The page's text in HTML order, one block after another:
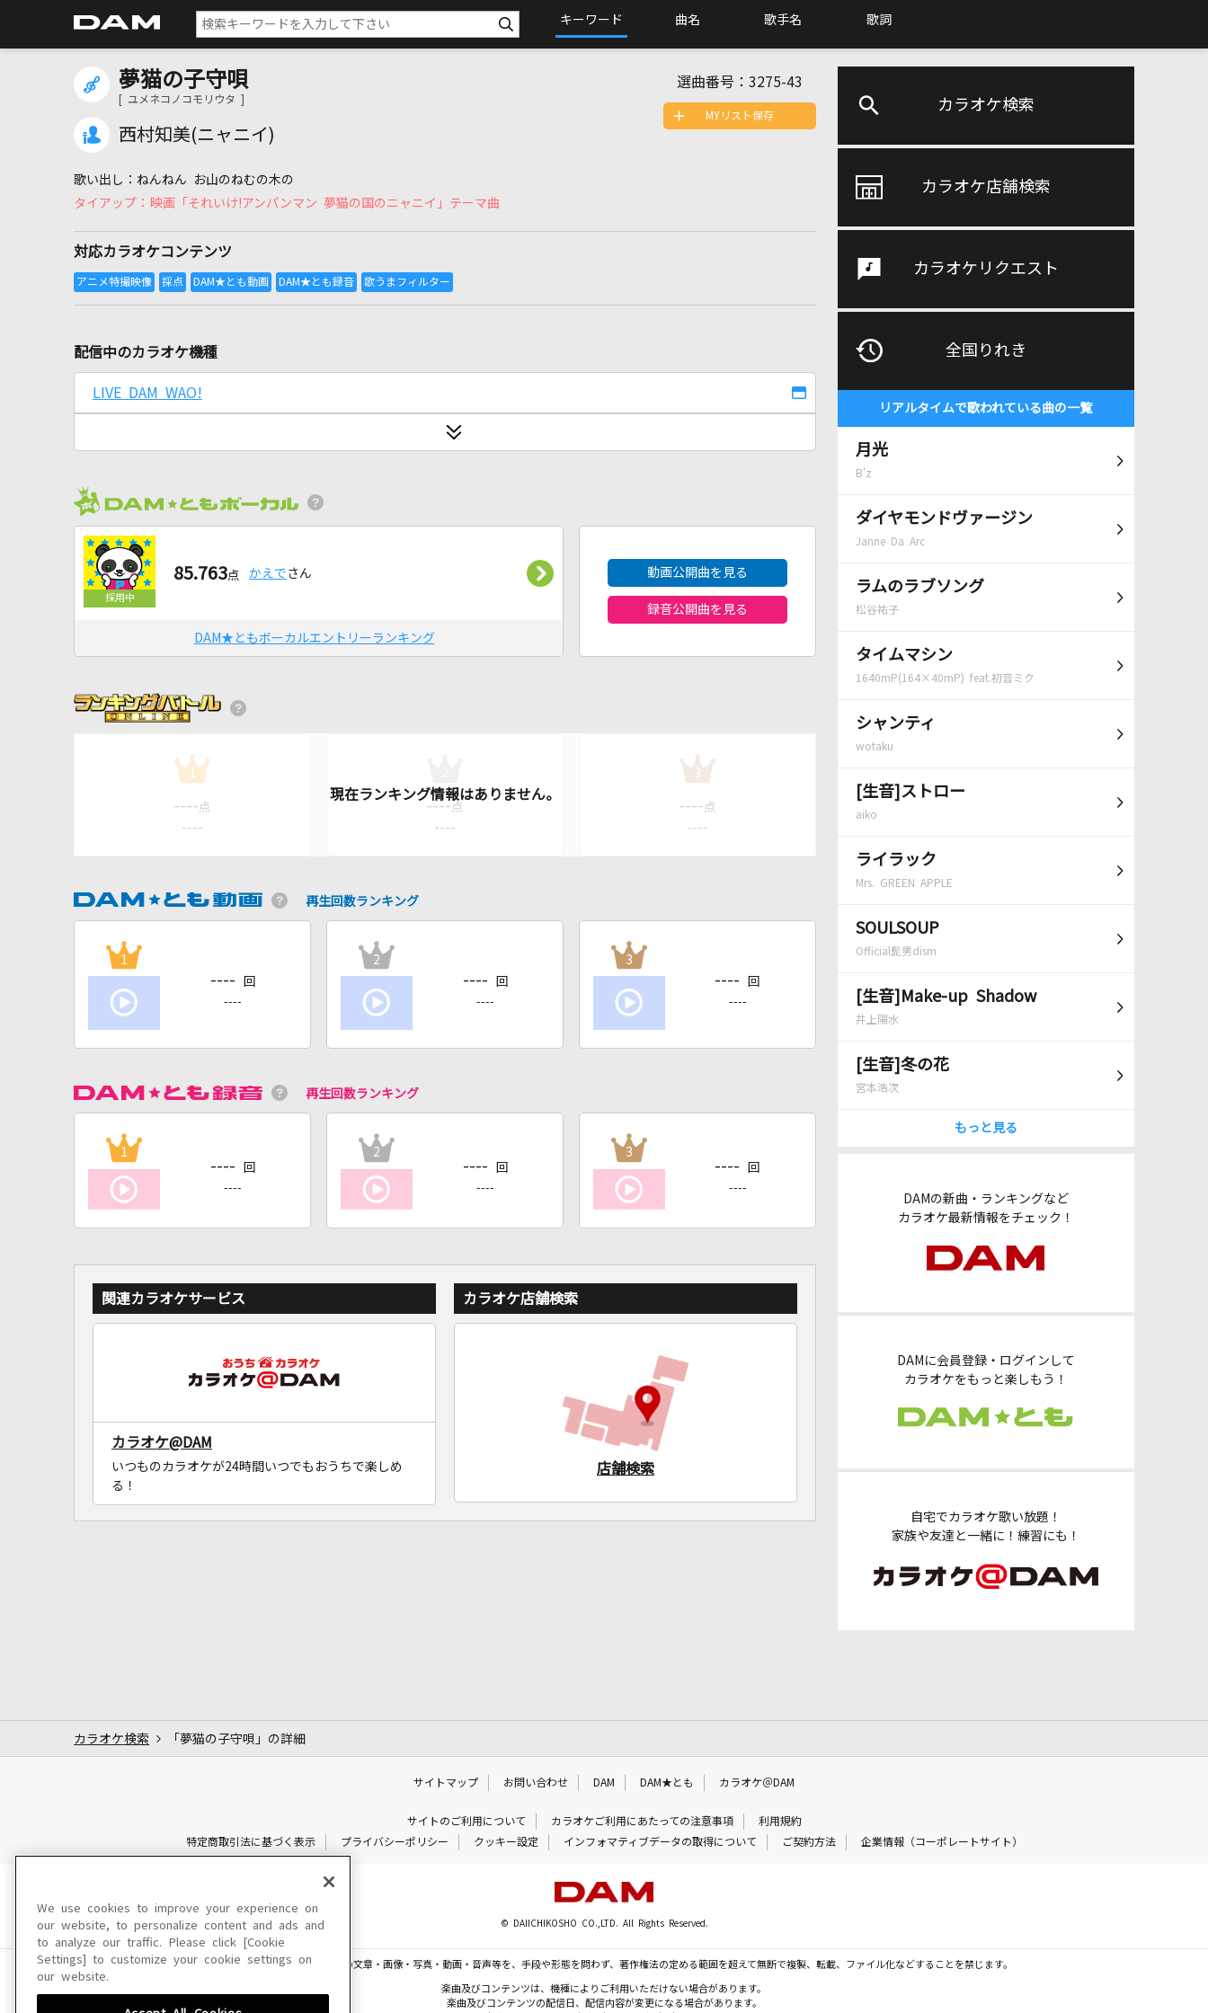
キーワード 曲名 歌手名 歌詞
カラオケ検索
カラオケ店舗検索
カラオケリクエスト
全国りれき
リアルタイムで歌われている曲の一覧
月光
B'z
ダイヤモンドヴァージン
Janne Da Arc
ラムのラブソング
松谷祐子
タイムマシン
1640mP(164×40mP) feat.初音ミク
シャンティ
wotaku
[生音]ストロー
aiko
ライラック
Mrs. GREEN APPLE
SOULSOUP
Official髭男dism
[生音]Make-up Shadow
井上陽水
[生音]冬の花
宮本浩次
もっと見る
DAMの新曲・ランキングなど
カラオケ最新情報をチェック！
DAMに会員登録・ログインして
カラオケをもっと楽しもう！
自宅でカラオケ歌い放題！
家族や友達と一緒に！練習にも！
夢猫の子守唄
[ ユメネコノコモリウタ ]
西村知美(ニャニイ)
選曲番号： 3275-43
ねんねん お山のねむの木の
映画「それいけ!アンパンマン 夢猫の国のニャニイ」テーマ曲
対応カラオケコンテンツ
MYリスト保存
配信中のカラオケ機種
LIVE DAM WAO!
85.763点 かえで さん
DAM★ともボーカルエントリーランキング
動画公開曲を見る
録音公開曲を見る
1
---- 点
----
---- 点
----
3
---- 点
----
再生回数ランキング
1
---- 回
----
2
---- 回
----
3
---- 回
----
再生回数ランキング
1
---- 回
----
2
---- 回
----
3
---- 回
----
関連カラオケサービス
カラオケ@DAM
いつものカラオケが24時間いつでもおうちで楽しめ
る！
カラオケ店舗検索
店舗検索
カラオケ検索 「夢猫の子守唄」の詳細
サイトマップ お問い合わせ DAM DAM★とも カラオケ＠DAM
サイトのご利用について カラオケご利用にあたっての注意事項
利用規約
特定商取引法に基づく表示
プライバシーポリシー クッキー設定 インフォマティブデータの取得について ご契約方法 企業情報（コーポレートサイト）
© DAIICHIKOSHO CO.,LTD. All Rights Reserved.
このサイトに掲載されている一切の文章・画像・写真・動画・音声等を、手段や形態を問わず、著作権法の定める範囲を超えて無断で複製、転載、ファイル化などすることを禁じます。
楽曲及びコンテンツは、機種によりご利用いただけない場合があります。
楽曲及びコンテンツの配信日、配信内容が変更になる場合があります。
We use cookies to improve your experience on
our website, to personalize content and ads and
to analyze our traffic. Please click [Cookie
Settings] to customize your cookie settings on
our website.